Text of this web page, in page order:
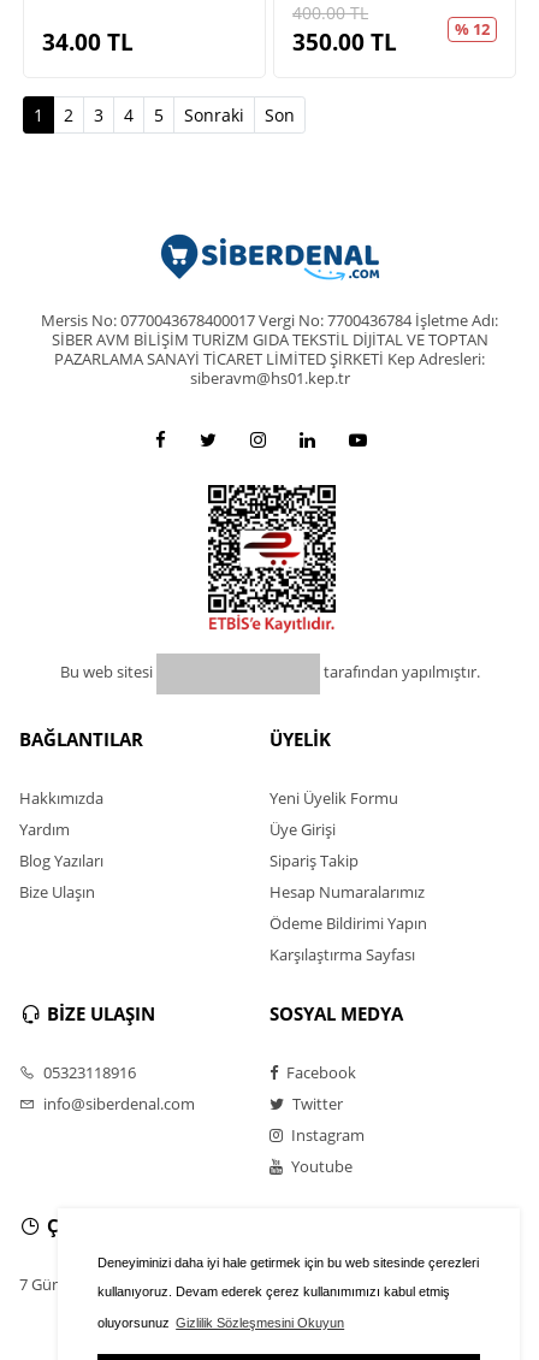
Deneyiminizi daha iyi hale getirmek için bu web sitesinde çerezleri
kullanıyoruz. Devam ederek çerez kullanımımızı kabul etmiş
oluyorsunuz Gizlilik Sözleşmesini Okuyun
34.00TL
400.00TL
350.00TL % 12
1 (current)
2 3 4 5 Sonraki Son
Mersis No: 0770043678400017 Vergi No: 7700436784 İşletme Adı:
SİBER AVM BİLİŞİM TURİZM GIDA TEKSTİL DİJİTAL VE TOPTAN
PAZARLAMA SANAYİ TİCARET LİMİTED ŞİRKETİ Kep Adresleri:
siberavm@hs01.kep.tr
Bu web sitesi tarafından yapılmıştır.
BAĞLANTILAR
Hakkımızda
Yardım
Blog Yazıları
Bize Ulaşın
ÜYELİK
Yeni Üyelik Formu
Üye Girişi
Sipariş Takip
Hesap Numaralarımız
Ödeme Bildirimi Yapın
Karşılaştırma Sayfası
BİZE ULAŞIN
05323118916
info@siberdenal.com
SOSYAL MEDYA
Facebook
Twitter
Instagram
Youtube
ÇALIŞMA SAATLERİ
7 Gün / 24 Saat